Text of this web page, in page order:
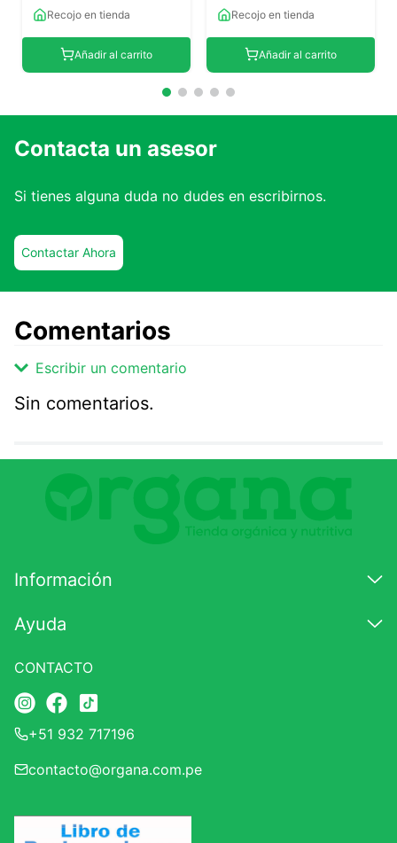
Recojo en tienda
Añadir al carrito
Recojo en tienda
Añadir al carrito
Contacta un asesor
Si tienes alguna duda no dudes en escribirnos.
Contactar Ahora
Comentarios
Escribir un comentario
Comentario
Califique el producto de 1 a 5 estrellas
★★★
Correo electrónico
Sin comentarios.
Información
Ayuda
CONTACTO
+51 932 717196
contacto@organa.com.pe